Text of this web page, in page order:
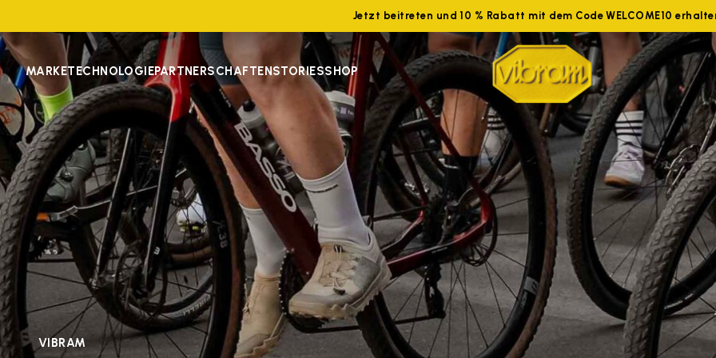
Jetzt beitreten und 10 % Rabatt mit dem Code WELCOME10
MARKETECHNOLOGIEPARTNERSCHAFTENSTORIESSHOP
VIBRAM